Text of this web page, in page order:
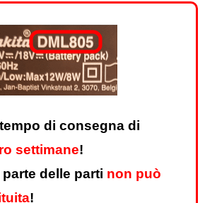
di consegna di
settimane!
delle parti non può
!